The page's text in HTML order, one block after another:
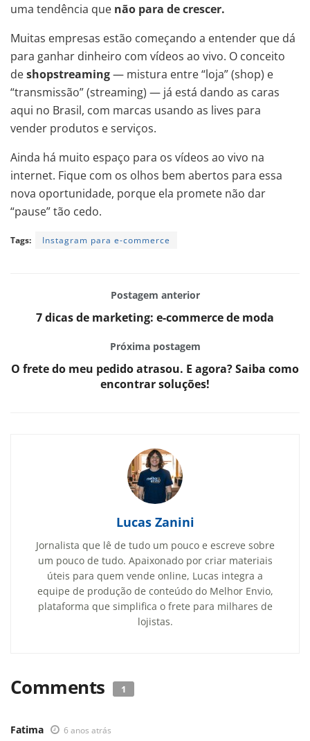
uma tendência que não para de crescer.
Muitas empresas estão começando a entender que dá
para ganhar dinheiro com vídeos ao vivo. O conceito
deshopstreaming— mistura entre “loja” (shop) e
“transmissão” (streaming) — já está dando as caras
aqui no Brasil, com marcas usando as lives para
vender produtos e serviços.
Ainda há muito espaço para os vídeos ao vivo na
internet. Fique com os olhos bem abertos para essa
nova oportunidade, porque ela promete não dar
“pause” tão cedo.
Tags: Instagram para e-commerce
Postagem anterior
7 dicas de marketing: e-commerce de moda
Próxima postagem
O frete do meu pedido atrasou. E agora? Saiba como
encontrar soluções!
Lucas Zanini
Jornalista que lê de tudo um pouco e escreve sobre
um pouco de tudo. Apaixonado por criar materiais
úteis para quem vende online, Lucas integra a
equipe de produção de conteúdo do Melhor Envio,
plataforma que simplifica o frete para milhares de
lojistas.
Comments 1
Fatima 6 anos atrás